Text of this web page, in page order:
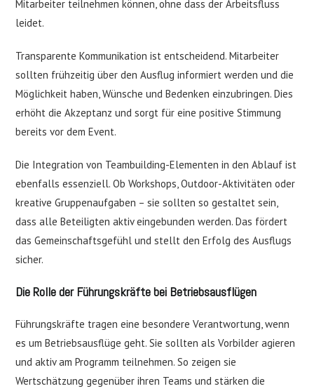
Mitarbeiter teilnehmen können, ohne dass der Arbeitsfluss
leidet.
Transparente Kommunikation ist entscheidend. Mitarbeiter
sollten frühzeitig über den Ausflug informiert werden und die
Möglichkeit haben, Wünsche und Bedenken einzubringen. Dies
erhöht die Akzeptanz und sorgt für eine positive Stimmung
bereits vor dem Event.
Die Integration von Teambuilding-Elementen in den Ablauf ist
ebenfalls essenziell. Ob Workshops, Outdoor-Aktivitäten oder
kreative Gruppenaufgaben – sie sollten so gestaltet sein,
dass alle Beteiligten aktiv eingebunden werden. Das fördert
das Gemeinschaftsgefühl und stellt den Erfolg des Ausflugs
sicher.
Die Rolle der Führungskräfte bei Betriebsausflügen
Führungskräfte tragen eine besondere Verantwortung, wenn
es um Betriebsausflüge geht. Sie sollten als Vorbilder agieren
und aktiv am Programm teilnehmen. So zeigen sie
Wertschätzung gegenüber ihren Teams und stärken die